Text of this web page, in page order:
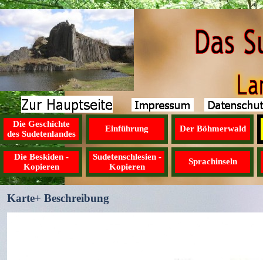
Die Geschichte
des Sudetenlandes
Einführung Der Böhmerwald
Die Beskiden -
Kopieren
Sudetenschlesien -
Kopieren
Sprachinseln
Karte+ Beschreibung